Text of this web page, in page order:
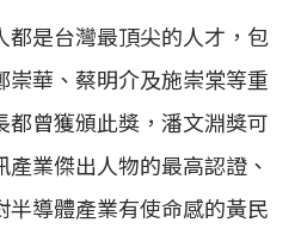
都是台灣最頂尖的人才，包
華、蔡明介及施崇棠等重
都曾獲頒此獎，潘文淵獎可
業傑出人物的最高認證、
導體產業有使命感的黃民